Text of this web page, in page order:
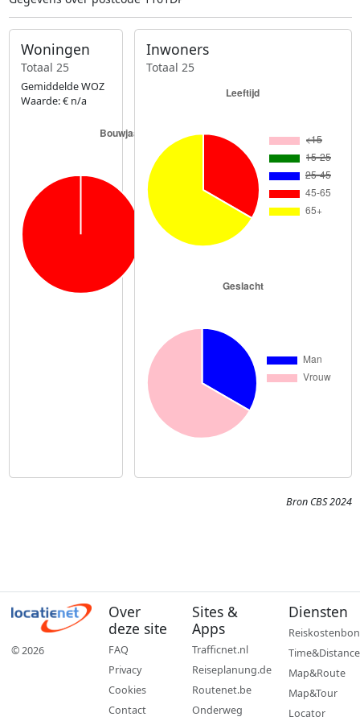
Woningen
Totaal 25
Gemiddelde WOZ
Waarde: € n/a
Inwoners
Totaal 25
Bron CBS 2024
© 2026
Over
deze site
FAQ
Privacy
Cookies
Contact
Sites &
Apps
Trafficnet.nl
Reiseplanung.de
Routenet.be
Onderweg
Diensten
Reiskostenbon
Time&Distance
Map&Route
Map&Tour
Locator